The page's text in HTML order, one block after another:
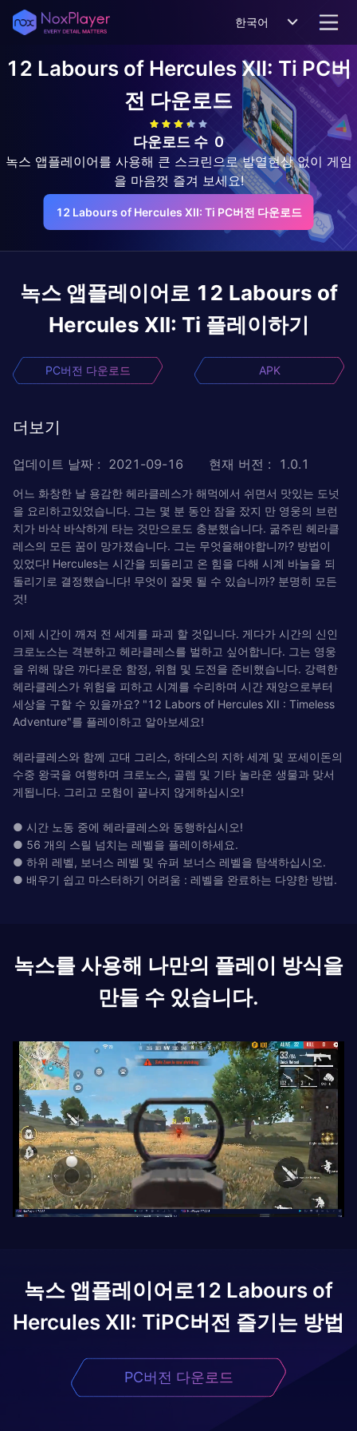
한국어
12 Labours of Hercules XII: Ti PC버
전 다운로드
다운로드 수 0
녹스 앱플레이어를 사용해 큰 스크린으로 발열현상 없이 게임
을 마음껏 즐겨 보세요!
12 Labours of Hercules XII: Ti PC버전 다운로드
녹스 앱플레이어로 12 Labours of
Hercules XII: Ti 플레이하기
PC버전 다운로드 APK
더보기
업데이트 날짜 : 2021-09-16 현재 버전 : 1.0.1
어느 화창한 날 용감한 헤라클레스가 해먹에서 쉬면서 맛있는 도넛
을 요리하고있었습니다. 그는 몇 분 동안 잠을 잤지 만 영웅의 브런
치가 바삭 바삭하게 타는 것만으로도 충분했습니다. 굶주린 헤라클
레스의 모든 꿈이 망가졌습니다. 그는 무엇을해야합니까? 방법이
있었다! Hercules는 시간을 되돌리고 온 힘을 다해 시계 바늘을 되
돌리기로 결정했습니다! 무엇이 잘못 될 수 있습니까? 분명히 모든
것!
이제 시간이 깨져 전 세계를 파괴 할 것입니다. 게다가 시간의 신인
크로노스는 격분하고 헤라클레스를 벌하고 싶어합니다. 그는 영웅
을 위해 많은 까다로운 함정, 위협 및 도전을 준비했습니다. 강력한
헤라클레스가 위험을 피하고 시계를 수리하며 시간 재앙으로부터
세상을 구할 수 있을까요? "12 Labors of Hercules XII : Timeless
Adventure"를 플레이하고 알아보세요!
헤라클레스와 함께 고대 그리스, 하데스의 지하 세계 및 포세이돈의
수중 왕국을 여행하며 크로노스, 골렘 및 기타 놀라운 생물과 맞서
게됩니다. 그리고 모험이 끝나지 않게하십시오!
● 시간 노동 중에 헤라클레스와 동행하십시오!
● 56 개의 스릴 넘치는 레벨을 플레이하세요.
● 하위 레벨, 보너스 레벨 및 슈퍼 보너스 레벨을 탐색하십시오.
● 배우기 쉽고 마스터하기 어려움 : 레벨을 완료하는 다양한 방법.
녹스를 사용해 나만의 플레이 방식을
만들 수 있습니다.
녹스 앱플레이어로12 Labours of
Hercules XII: TiPC버전 즐기는 방법
PC버전 다운로드